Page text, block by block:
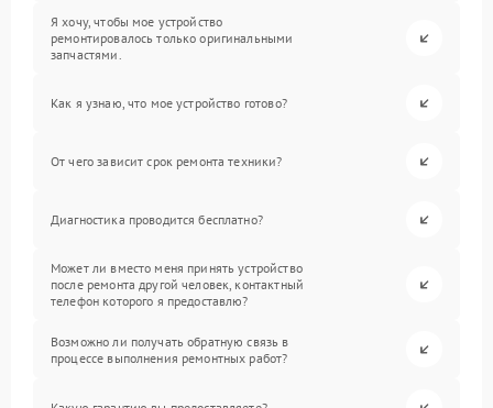
Я хочу, чтобы мое устройство
ремонтировалось только оригинальными
запчастями.
Как я узнаю, что мое устройство готово?
От чего зависит срок ремонта техники?
Диагностика проводится бесплатно?
Может ли вместо меня принять устройство
после ремонта другой человек, контактный
телефон которого я предоставлю?
Возможно ли получать обратную связь в
процессе выполнения ремонтных работ?